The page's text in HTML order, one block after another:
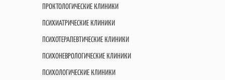
ПРОКТОЛОГИЧЕСКИЕ КЛИНИКИ
ПСИХИАТРИЧЕСКИЕ КЛИНИКИ
ПСИХОТЕРАПЕВТИЧЕСКИЕ КЛИНИКИ
ПСИХОНЕВРОЛОГИЧЕСКИЕ КЛИНИКИ
ПСИХОЛОГИЧЕСКИЕ КЛИНИКИ